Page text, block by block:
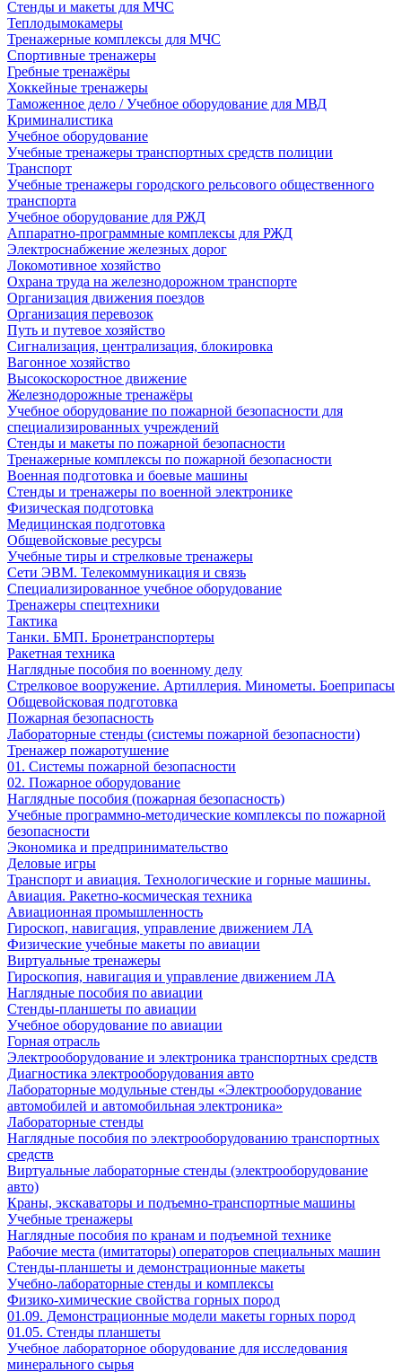
Стенды и макеты для МЧС
Теплодымокамеры
Тренажерные комплексы для МЧС
Спортивные тренажеры
Гребные тренажёры
Хоккейные тренажеры
Таможенное дело / Учебное оборудование для МВД
Криминалистика
Учебное оборудование
Учебные тренажеры транспортных средств полиции
Транспорт
Учебные тренажеры городского рельсового общественного
транспорта
Учебное оборудование для РЖД
Аппаратно-программные комплексы для РЖД
Электроснабжение железных дорог
Локомотивное хозяйство
Охрана труда на железнодорожном транспорте
Организация движения поездов
Организация перевозок
Путь и путевое хозяйство
Сигнализация, централизация, блокировка
Вагонное хозяйство
Высокоскоростное движение
Железнодорожные тренажёры
Учебное оборудование по пожарной безопасности для
специализированных учреждений
Стенды и макеты по пожарной безопасности
Тренажерные комплексы по пожарной безопасности
Военная подготовка и боевые машины
Стенды и тренажеры по военной электронике
Физическая подготовка
Медицинская подготовка
Общевойсковые ресурсы
Учебные тиры и стрелковые тренажеры
Сети ЭВМ. Телекоммуникация и связь
Специализированное учебное оборудование
Тренажеры спецтехники
Тактика
Танки. БМП. Бронетранспортеры
Ракетная техника
Наглядные пособия по военному делу
Стрелковое вооружение. Артиллерия. Минометы. Боеприпасы
Общевойсковая подготовка
Пожарная безопасность
Лабораторные стенды (системы пожарной безопасности)
Тренажер пожаротушение
01. Системы пожарной безопасности
02. Пожарное оборудование
Наглядные пособия (пожарная безопасность)
Учебные программно-методические комплексы по пожарной
безопасности
Экономика и предпринимательство
Деловые игры
Транспорт и авиация. Технологические и горные машины.
Авиация. Ракетно-космическая техника
Авиационная промышленность
Гироскоп, навигация, управление движением ЛА
Физические учебные макеты по авиации
Виртуальные тренажеры
Гироскопия, навигация и управление движением ЛА
Наглядные пособия по авиации
Стенды-планшеты по авиации
Учебное оборудование по авиации
Горная отрасль
Электрооборудование и электроника транспортных средств
Диагностика электрооборудования авто
Лабораторные модульные стенды «Электрооборудование
автомобилей и автомобильная электроника»
Лабораторные стенды
Наглядные пособия по электрооборудованию транспортных
средств
Виртуальные лабораторные стенды (электрооборудование
авто)
Краны, экскаваторы и подъемно-транспортные машины
Учебные тренажеры
Наглядные пособия по кранам и подъемной технике
Рабочие места (имитаторы) операторов специальных машин
Стенды-планшеты и демонстрационные макеты
Учебно-лабораторные стенды и комплексы
Физико-химические свойства горных пород
01.09. Демонстрационные модели макеты горных пород
01.05. Стенды планшеты
Учебное лабораторное оборудование для исследования
минерального сырья